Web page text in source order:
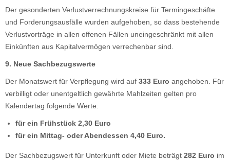
Der gesonderten Verlustverrechnungskreise für Termingeschäfte
und Forderungsausfälle wurden aufgehoben, so dass bestehende
Verlustvorträge in allen offenen Fällen uneingeschränkt mit allen
Einkünften aus Kapitalvermögen verrechenbar sind.
9. Neue Sachbezugswerte
Der Monatswert für Verpflegung wird auf 333 Euro angehoben. Für
verbilligt oder unentgeltlich gewährte Mahlzeiten gelten pro
Kalendertag folgende Werte:
für ein Frühstück 2,30 Euro
für ein Mittag- oder Abendessen 4,40 Euro.
Der Sachbezugswert für Unterkunft oder Miete beträgt 282 Euro im